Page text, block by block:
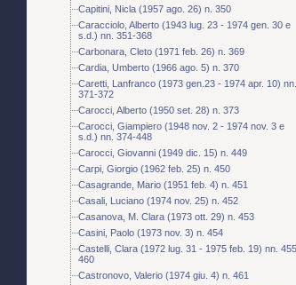
Capitini, Nicla (1957 ago. 26) n. 350
Caracciolo, Alberto (1943 lug. 23 - 1974 gen. 30 e
s.d.) nn. 351-368
Carbonara, Cleto (1971 feb. 26) n. 369
Cardia, Umberto (1966 ago. 5) n. 370
Caretti, Lanfranco (1973 gen.23 - 1974 apr. 10) nn.
371-372
Carocci, Alberto (1950 set. 28) n. 373
Carocci, Giampiero (1948 nov. 2 - 1974 nov. 3 e
s.d.) nn. 374-448
Carocci, Giovanni (1949 dic. 15) n. 449
Carpi, Giorgio (1962 feb. 25) n. 450
Casagrande, Mario (1951 feb. 4) n. 451
Casali, Luciano (1974 nov. 25) n. 452
Casanova, M. Clara (1973 ott. 29) n. 453
Casini, Paolo (1973 nov. 3) n. 454
Castelli, Clara (1972 lug. 31 - 1975 feb. 19) nn.
460
Castronovo, Valerio (1974 giu. 4) n. 461